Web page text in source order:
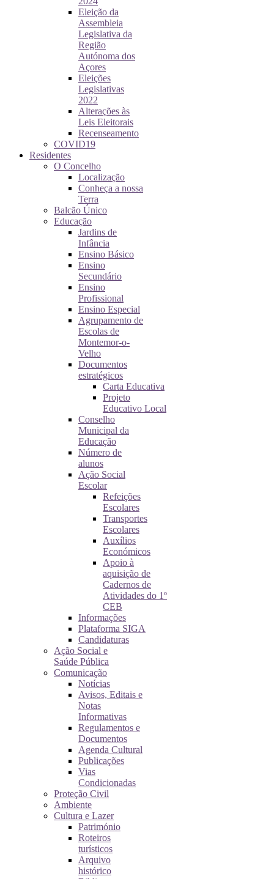
Eleição da
Assembleia
Legislativa da
Região
Autónoma dos
Açores
Eleições
Legislativas
2022
Alterações às
Leis Eleitorais
Recenseamento
COVID19
Residentes
O Concelho
Localização
Conheça a nossa
Terra
Balcão Único
Educação
Jardins de
Infância
Ensino Básico
Ensino
Secundário
Ensino
Profissional
Ensino Especial
Agrupamento de
Escolas de
Montemor-o-
Velho
Documentos
estratégicos
Carta Educativa
Projeto
Educativo Local
Conselho
Municipal da
Educação
Número de
alunos
Ação Social
Escolar
Refeições
Escolares
Transportes
Escolares
Auxílios
Económicos
Apoio à
aquisição de
Cadernos de
Atividades do 1º
CEB
Informações
Plataforma SIGA
Candidaturas
Ação Social e
Saúde Pública
Comunicação
Notícias
Avisos, Editais e
Notas
Informativas
Regulamentos e
Documentos
Agenda Cultural
Publicações
Vias
Condicionadas
Proteção Civil
Ambiente
Cultura e Lazer
Património
Roteiros
turísticos
Arquivo
histórico